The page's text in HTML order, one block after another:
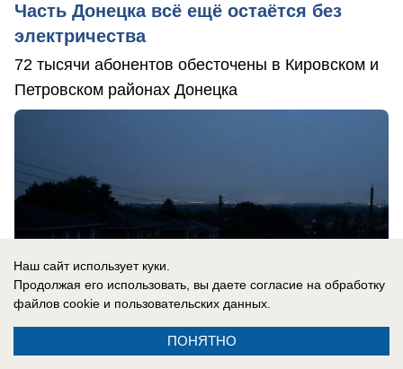
Часть Донецка всё ещё остаётся без
электричества
72 тысячи абонентов обесточены в Кировском и
Петровском районах Донецка
Наш сайт использует куки.
Продолжая его использовать, вы даете согласие на обработку
файлов cookie и пользовательских данных.
ПОНЯТНО